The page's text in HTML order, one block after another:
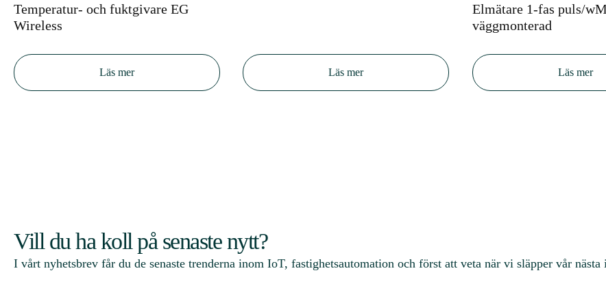
Temperatur- och fuktgivare EG
Wireless
Läs mer Läs mer
Elmätare 1-fas puls/
väggmonterad
Läs mer
Vill du ha koll på senaste nytt?
I vårt nyhetsbrev får du de senaste trenderna inom IoT, fastighets­automation och först att veta när vi släpper vår nästa